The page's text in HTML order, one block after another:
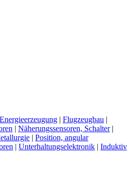
Energieerzeugung | Flugzeugbau |
| Näherungssensoren, Schalter|
| Position, angular
| Unterhaltungselektronik | Induktiv